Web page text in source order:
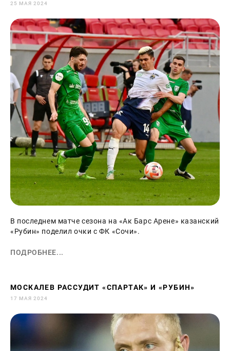
25 МАЯ 2024
В последнем матче сезона на «Ак Барс Арене» казанский
«Рубин» поделил очки с ФК «Сочи».
ПОДРОБНЕЕ...
МОСКАЛЕВ РАССУДИТ «СПАРТАК» И «РУБИН»
17 МАЯ 2024